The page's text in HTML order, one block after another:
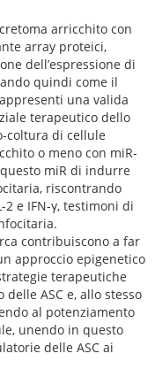
arricchito con
array proteici,
dell’espressione di
quindi come il
una valida
terapeutico dello
coltura di cellule
o meno con miR-
miR di indurre
riscontrando
e IFN-γ, testimoni di
contribuiscono a far
approccio epigenetico
terapeutiche
ASC e, allo stesso
al potenziamento
unendo in questo
delle ASC ai